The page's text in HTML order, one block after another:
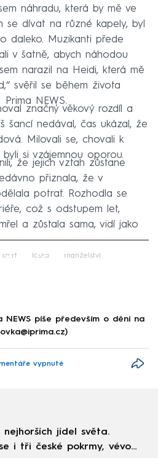
náhradu, která by mě ve
se dívat na různé kapely, byl
daleko. Muzikanti přede
v šatně, abych náhodou
narazil na Heidi, která mě
svěřil se během života
NEWS.
značný věkový rozdíl a
šancí nedával, čas ukázal, že
Milovali se, chovali k
si vzájemnou oporou.
že jejich vztah zůstane
přiznala, že v
potrat. Rozhodla se
což s odstupem let,
a zůstala sama, vidí jako
to fetch
smrt láska manželství
NEWS píše především o dění na
vypnuté
nejhorších jídel světa.
i tři české pokrmy, vévodí